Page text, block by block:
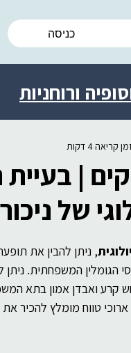
כניסה
ורוחניות
חברה יעוץ
עסקים
| בעיית
של
קריאה 4 דקות
, ניתן להבין את
הגומלין המשפחתית. ניתן
קרע ואבדן אמון בתא
ארוכי טווח מומלץ